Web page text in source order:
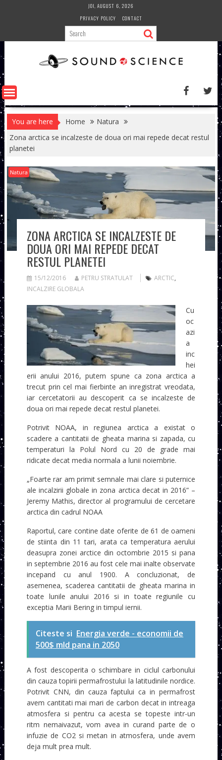
JOI, AUGUST 6, 2026
PRIVACY POLICY
CONTACT
You are here Home
Natura
Zona arctica se incalzeste de doua ori mai repede decat restul
planetei
Natura
ZONA ARCTICA SE INCALZESTE DE
DOUA ORI MAI REPEDE DECAT
RESTUL PLANETEI
15/12/2016 PETRU STRATULAT ARCTIC,
INCALZIRE GLOBALA
Cu
oc
azi
a
inc
hei
erii anului 2016, putem spune ca zona arctica a
trecut prin cel mai fierbinte an inregistrat vreodata,
iar cercetatorii au descoperit ca se incalzeste de
doua ori mai repede decat restul planetei.
Potrivit NOAA, in regiunea arctica a existat o
scadere a cantitatii de gheata marina si zapada, cu
temperaturi la Polul Nord cu 20 de grade mai
ridicate decat media normala a lunii noiembrie.
„Foarte rar am primit semnale mai clare si puternice
ale incalzirii globale in zona arctica decat in 2016” –
Jeremy Mathis, director al programului de cercetare
arctica din cadrul NOAA
Raportul, care contine date oferite de 61 de oameni
de stiinta din 11 tari, arata ca temperatura aerului
deasupra zonei arctice din octombrie 2015 si pana
in septembrie 2016 au fost cele mai inalte observate
incepand cu anul 1900. A concluzionat, de
asemenea, scaderea cantitatii de gheata marina in
toate lunile anului 2016 si in toate regiunile cu
exceptia Marii Bering in timpul iernii.
Citeste si Energia verde - economii de
500$ mld pana in 2050
A fost descoperita o schimbare in ciclul carbonului
din cauza topirii permafrostului la latitudinile nordice.
Potrivit CNN, din cauza faptului ca in permafrost
avem cantitati mai mari de carbon decat in intreaga
atmosfera si pentru ca acesta se topeste intr-un
ritm nemaivazut, vom avea in curand parte de o
infuzie de CO2 si metan in atmosfera, unde avem
deja mult prea mult.